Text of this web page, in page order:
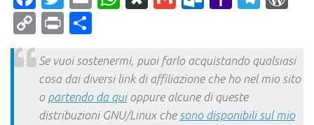
CopyPrint
Se vuoi sostenermi, puoi farlo acquistando qualsiasi
cosa dai diversi link di affiliazione che ho nel mio sito
o partendo da quioppure alcune di queste
distribuzioni GNU/Linux che sono disponibili sul mio